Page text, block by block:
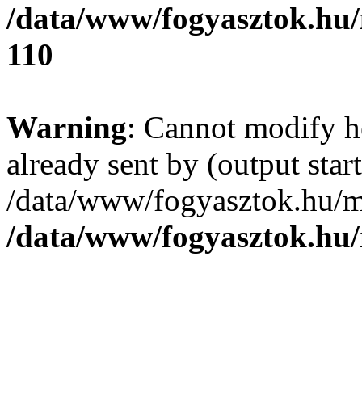
/data/www/
110
Warning: Cannot modify
already sent by (output
/data/www/fogyasztok.hu/
/data/www/